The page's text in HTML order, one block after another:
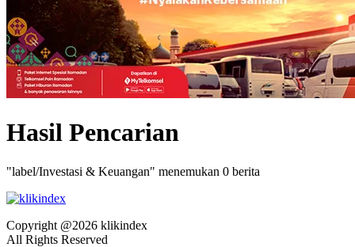
Hasil Pencarian
"label/Investasi & Keuangan" menemukan 0 berita
Copyright @2026 klikindex
All Rights Reserved